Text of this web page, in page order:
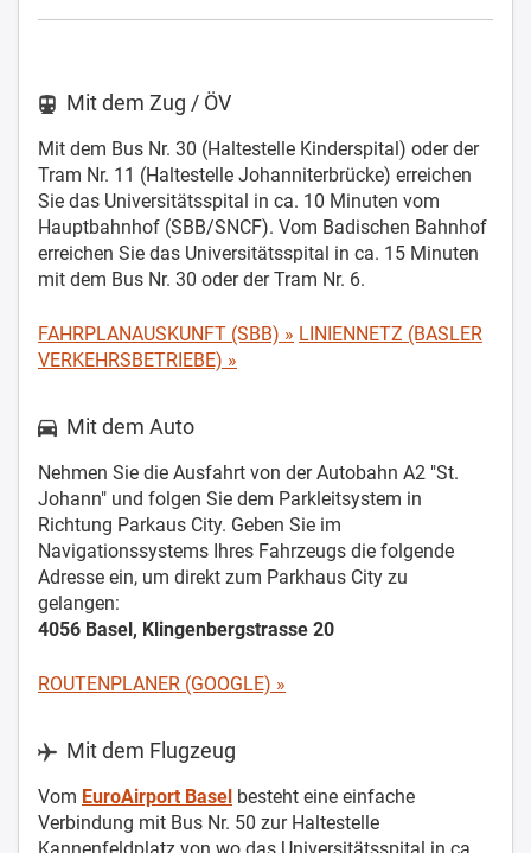
Mit dem Zug / ÖV
Mit dem Bus Nr. 30 (Haltestelle Kinderspital) oder der
Tram Nr. 11 (Haltestelle Johanniterbrücke) erreichen
Sie das Universitätsspital in ca. 10 Minuten vom
Hauptbahnhof (SBB/SNCF). Vom Badischen Bahnhof
erreichen Sie das Universitätsspital in ca. 15 Minuten
mit dem Bus Nr. 30 oder der Tram Nr. 6.
FAHRPLANAUSKUNFT (SBB) » LINIENNETZ (BASLER
VERKEHRSBETRIEBE) »
Mit dem Auto
Nehmen Sie die Ausfahrt von der Autobahn A2 "St.
Johann" und folgen Sie dem Parkleitsystem in
Richtung Parkaus City. Geben Sie im
Navigationssystems Ihres Fahrzeugs die folgende
Adresse ein, um direkt zum Parkhaus City zu
gelangen:
4056 Basel, Klingenbergstrasse 20
ROUTENPLANER (GOOGLE) »
Mit dem Flugzeug
Vom EuroAirport Basel besteht eine einfache
Verbindung mit Bus Nr. 50 zur Haltestelle
Kannenfeldplatz von wo das Universitätsspital in ca.